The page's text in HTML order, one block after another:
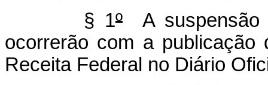
§ 1º A suspensão
ocorrerão com a
Receita Federal no Diário